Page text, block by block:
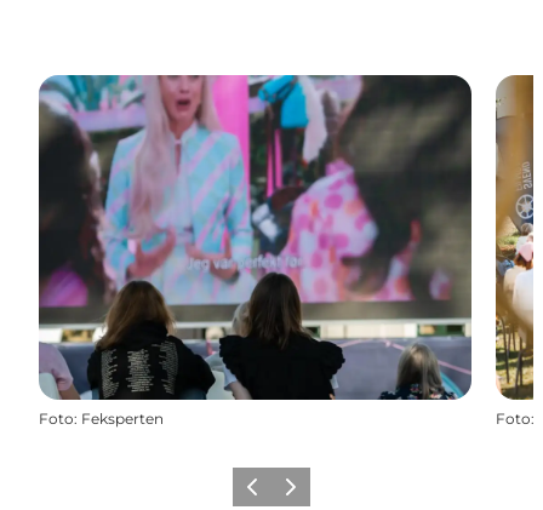
Foto: Feksperten Foto:
ForrigeNæste